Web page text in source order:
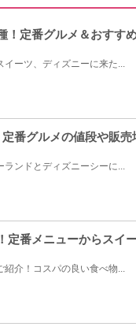
！定番グルメ＆おすす
ーツ、ディズニーに来た...
番グルメの値段や販売
ンドとディズニーシーに...
定番メニューからスイ
介！コスパの良い食べ物...